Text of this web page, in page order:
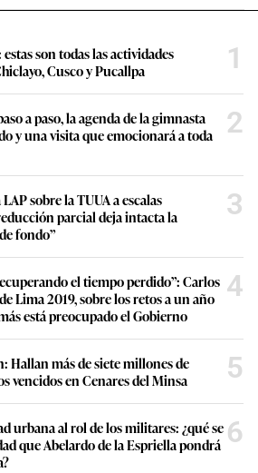
son todas las actividades
Cusco y Pucallpa
1
a paso, la agenda de la gimnasta
y una visita que emocionará a toda
2
sobre la TUUA a escalas
parcial deja intacta la
fondo”
3
el tiempo perdido”: Carlos
Lima 2019, sobre los retos a un año
está preocupado el Gobierno
4
Hallan más de siete millones de
vencidos en Cenares del Minsa
5
urbana al rol de los militares: ¿qué se
que Abelardo de la Espriella pondrá 6